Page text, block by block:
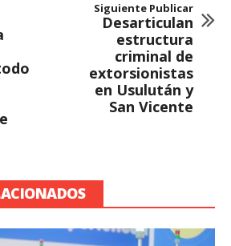
Siguiente Publicar
Desarticulan
estructura
criminal de
extorsionistas
en Usulután y
San Vicente